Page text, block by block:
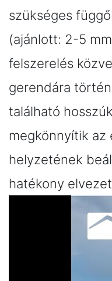
szükséges
(ajánlott: 2-5
felszerelés
gerendára
található
megkönnyítik az
helyzetének
hatékony